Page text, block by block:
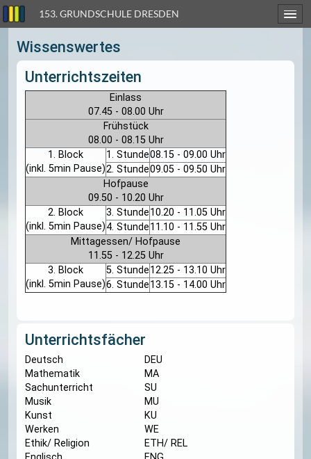
153. GRUNDSCHULE DRESDEN
Wissenswertes
Unterrichtszeiten
Einlass
07.45 - 08.00 Uhr
Frühstück
08.00 - 08.15 Uhr
1. Block
(inkl. 5min Pause)
1. Stunde
2. Stunde 09.05 - 09.50 Uhr
Hofpause
09.50 - 10.20 Uhr
2. Block
(inkl. 5min Pause)
3. Stunde10.20 - 11.05 Uhr
4. Stunde 11.10 - 11.55 Uhr
3. Block
(inkl. 5min Pause)
5. Stunde
6. Stunde
Unterrichtsfächer
Deutsch
DEU